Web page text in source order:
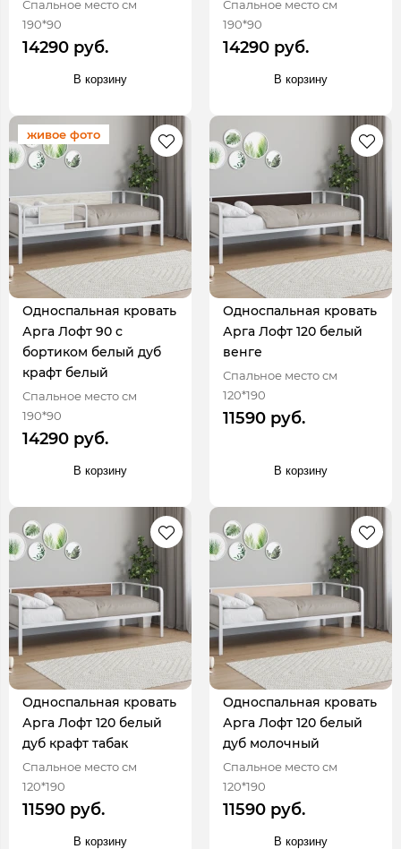
Спальное место см
190*90
14290 руб.
В корзину
Спальное место см
190*90
14290 руб.
В корзину
живое фото
Односпальная кровать
Арга Лофт 90 с
бортиком белый дуб
крафт белый
Спальное место см
190*90
14290 руб.
В корзину
Односпальная кровать
Арга Лофт 120 белый
венге
Спальное место см
120*190
11590 руб.
В корзину
Односпальная кровать
Арга Лофт 120 белый
дуб крафт табак
Спальное место см
120*190
11590 руб.
В корзину
Односпальная кровать
Арга Лофт 120 белый
дуб молочный
Спальное место см
120*190
11590 руб.
В корзину